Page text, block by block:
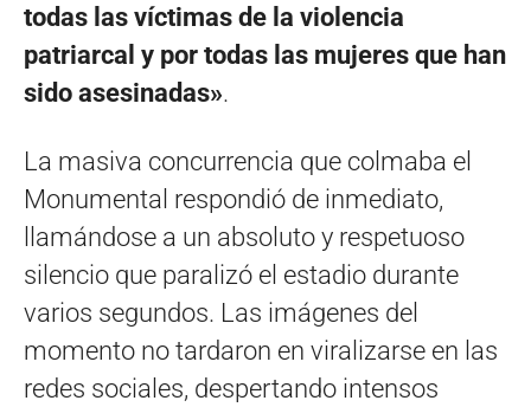
todas las víctimas de la violencia
patriarcal y por todas las mujeres que han
sido asesinadas».
La masiva concurrencia que colmaba el
Monumental respondió de inmediato,
llamándose a un absoluto y respetuoso
silencio que paralizó el estadio durante
varios segundos. Las imágenes del
momento no tardaron en viralizarse en las
redes sociales, despertando intensos